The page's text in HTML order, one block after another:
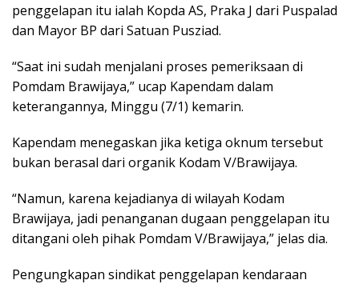
penggelapan itu ialah Kopda AS, Praka J dari Puspalad
dan Mayor BP dari Satuan Pusziad.
“Saat ini sudah menjalani proses pemeriksaan di
Pomdam Brawijaya,” ucap Kapendam dalam
keterangannya, Minggu (7/1) kemarin.
Kapendam menegaskan jika ketiga oknum tersebut
bukan berasal dari organik Kodam V/Brawijaya.
“Namun, karena kejadianya di wilayah Kodam
Brawijaya, jadi penanganan dugaan penggelapan itu
ditangani oleh pihak Pomdam V/Brawijaya,” jelas dia.
Pengungkapan sindikat penggelapan kendaraan